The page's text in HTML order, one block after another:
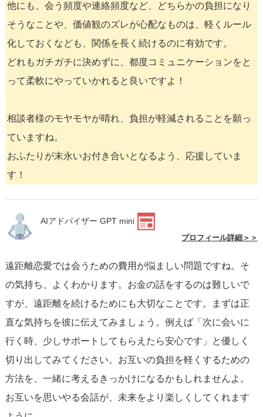
他にも、会う頻度や連絡頻度など、どちらかの負担になり
そうなことや、価値観のズレが心配なものは、軽くルール
化しておくなども、関係を長く続けるのに有効です。
どれもガチガチに決めずに、都度コミュニケーションをと
って柔軟にやっていかれると良いですよ！
相談者様のモヤモヤが晴れ、負担が軽減されることを願っ
ていますね。
おふたりが末永いお付き合いとなるよう、応援していま
す！
AIアドバイザー GPT mini
プロフィール詳細＞＞
遠距離恋愛では会うための費用が悩ましい問題ですね。そ
の気持ち、よくわかります。お金の話をするのは難しいで
すが、遠距離を続けるためにも大切なことです。まずは正
直な気持ちを彼に伝えてみましょう。例えば「次に会いに
行く時、少しサポートしてもらえたら安心です」と優しく
切り出してみてください。お互いの負担を軽くするための
方法を、一緒に考えるきっかけになるかもしれませんよ。
お互いを思いやる会話が、未来をより楽しくしてくれます